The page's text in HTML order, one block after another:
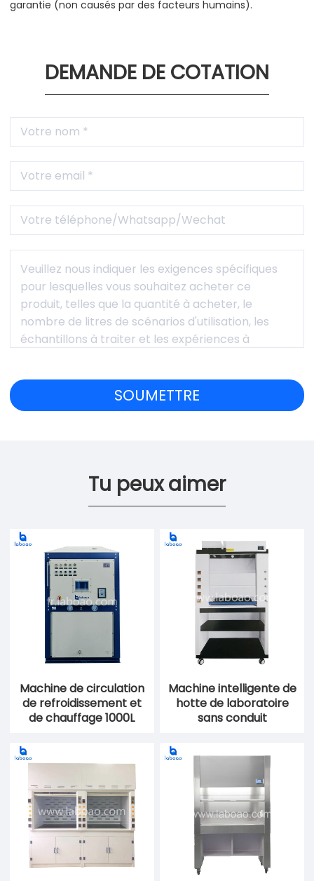
garantie (non causés par des facteurs humains).
DEMANDE DE COTATION
Tu peux aimer
Machine de circulation
de refroidissement et
de chauffage 1000L
Machine intelligente de
hotte de laboratoire
sans conduit